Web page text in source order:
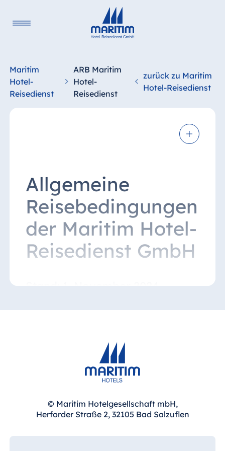
Maritim
Hotel-
Reisedienst
ARB Maritim
Hotel-
Reisedienst
zurück zu Maritim
Hotel-Reisedienst
Allgemeine
Reisebedingungen
der Maritim Hotel-
Reisedienst GmbH
Stand: 1. November 2024
Die nachfolgenden Bestimmungen werden,
Reiseveranstalter zu Stande kommenden
Pauschalreisevertrages. Sie ergänzen die
gesetzlichen Vorschriften der §§ 651a - y BGB
(Bürgerliches Gesetzbuch) und der Artikel
250 und 252 des EGBGB (Einführungsgesetz
Reisebedingungen gelten folglich nicht,
wenn der Kunde keine Pauschalreise
gem. § 651w BGB) gebucht hat, da er
© Maritim Hotelgesellschaft mbH,
Herforder Straße 2, 32105 Bad Salzuflen